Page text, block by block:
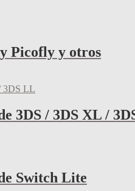
Picofly y otros
3DS / 3DS XL /
Switch Lite